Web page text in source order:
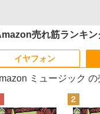
売れ筋ランキン
イヤフォン
ミュージック